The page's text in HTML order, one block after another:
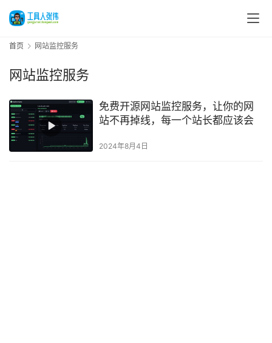
首页 网站监控服务
网站监控服务
免费开源网站监控服务，让你的网
站不再掉线，每一个站长都应该会
2024年8月4日